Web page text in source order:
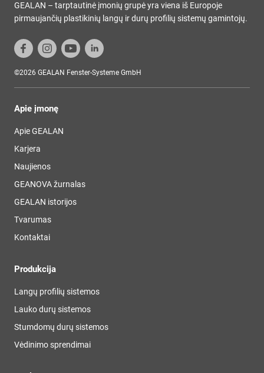
GEALAN – tarptautinė įmonių grupė yra viena iš Europoje
pirmaujančių plastikinių langų ir durų profilių sistemų gamintojų.
©2026 GEALAN Fenster-Systeme GmbH
Apie įmonę
Apie GEALAN
Karjera
Naujienos
GEANOVA žurnalas
GEALAN istorijos
Tvarumas
Kontaktai
Produkcija
Langų profilių sistemos
Lauko durų sistemos
Stumdomų durų sistemos
Vėdinimo sprendimai